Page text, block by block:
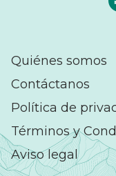
Quiénes somos
Contáctanos
Política de
Términos y
Aviso legal